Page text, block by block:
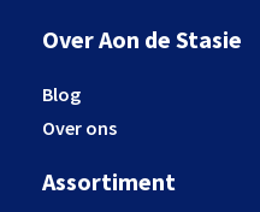
Over Aon de Stasie
Blog
Over ons
Assortiment